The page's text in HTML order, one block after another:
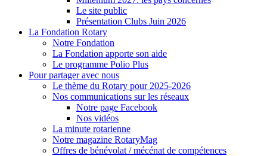
Le site public
Présentation Clubs Juin 2026
La Fondation Rotary
Notre Fondation
La Fondation apporte son aide
Le programme Polio Plus
Pour partager avec nous
Le thème du Rotary pour 2025-2026
Nos communications sur les réseaux
Notre page Facebook
Nos vidéos
La minute rotarienne
Notre magazine RotaryMag
Offres de bénévolat / mécénat de compétences